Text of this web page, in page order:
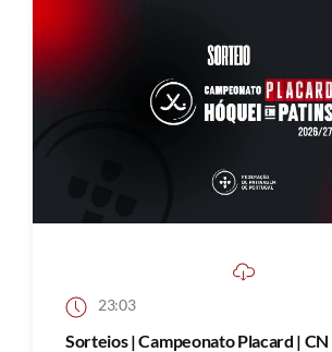
23:03
Sorteios | Campeonato Placard | CN